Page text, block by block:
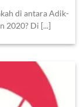
di antara Adik-
2020? Di [...]